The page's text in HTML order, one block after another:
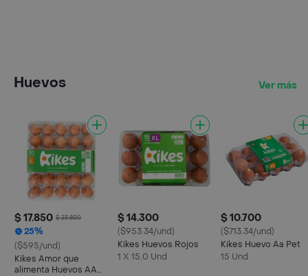
Huevos Ver más
$ 17.850 $ 23.800
25%
($595/und)
Kikes Amor que
alimenta Huevos AA
$ 14.300
($953.34/und)
Kikes Huevos Rojos
1 X 15.0 Und
$ 10.700
($713.34/und)
Kikes Huevo Aa Pet
15 Und